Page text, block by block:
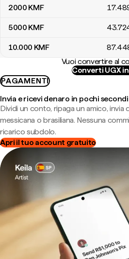
2000 KMF
5000 KMF
10.000 KMF
Vuoi convertire al
Converti UGX in
PAGAMENTI
Invia e ricevi denaro in pochi secondi
Dividi un conto, ripaga un amico, invia
messicana o brasiliana. Nessuna
ricarico subdolo.
Apri il tuo account gratuito